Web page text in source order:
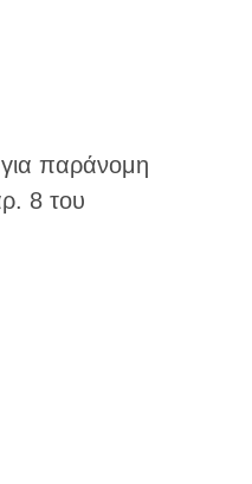
παράνομη
8 του